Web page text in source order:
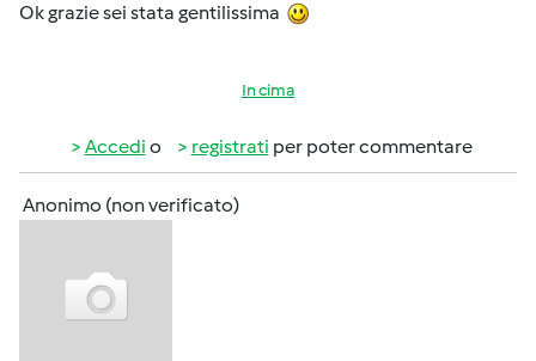
Ok grazie sei stata gentilissima
In cima
Accedi o registrati per poter commentare
Anonimo (non verificato)